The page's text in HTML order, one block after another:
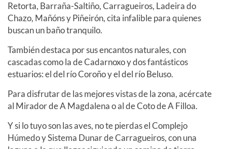
Retorta, Barraña-Saltiño, Carragueiros, Ladeira do
Chazo, Mañóns y Piñeirón, cita infalible para quienes
buscan un baño tranquilo.
También destaca por sus encantos naturales, con
cascadas como la de Cadarnoxo y dos fantásticos
estuarios: el del río Coroño y el del río Beluso.
Para disfrutar de las mejores vistas de la zona, acércate
al Mirador de A Magdalena o al de Coto de A Filloa.
Y si lo tuyo son las aves, no te pierdas el Complejo
Húmedo y Sistema Dunar de Carragueiros, con una